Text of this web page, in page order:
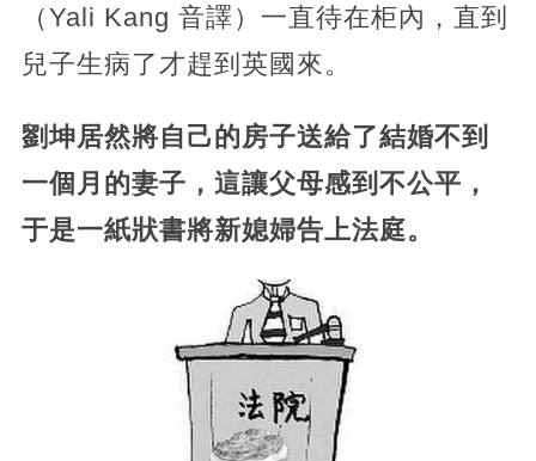
（Yali Kang 音譯）一直待在柜內，直到
兒子生病了才趕到英國來。
劉坤居然將自己的房子送給了結婚不到
一個月的妻子，這讓父母感到不公平，
于是一紙狀書將新媳婦告上法庭。